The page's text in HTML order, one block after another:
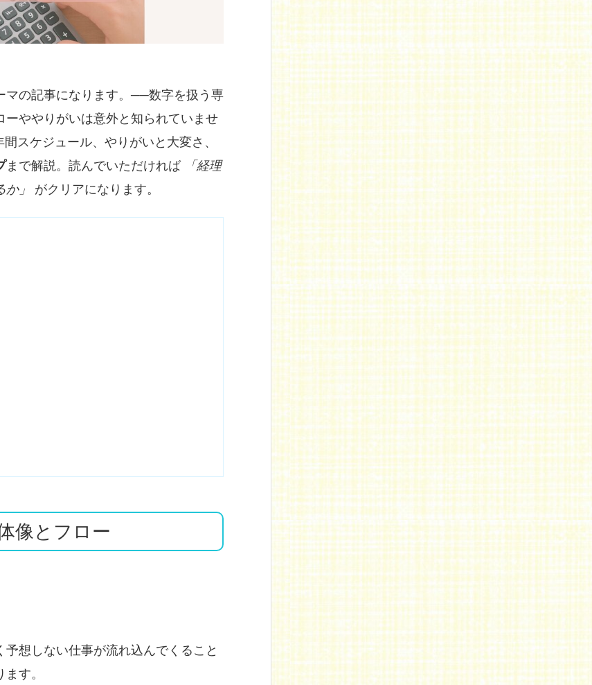
マの記事になります。──数字を扱う専
ややりがいは意外と知られていませ
スケジュール、やりがいと大変さ、
まで解説。読んでいただければ
「経理
」
がクリアになります。
像とフロー
想しない仕事が流れ込んでくること
す。